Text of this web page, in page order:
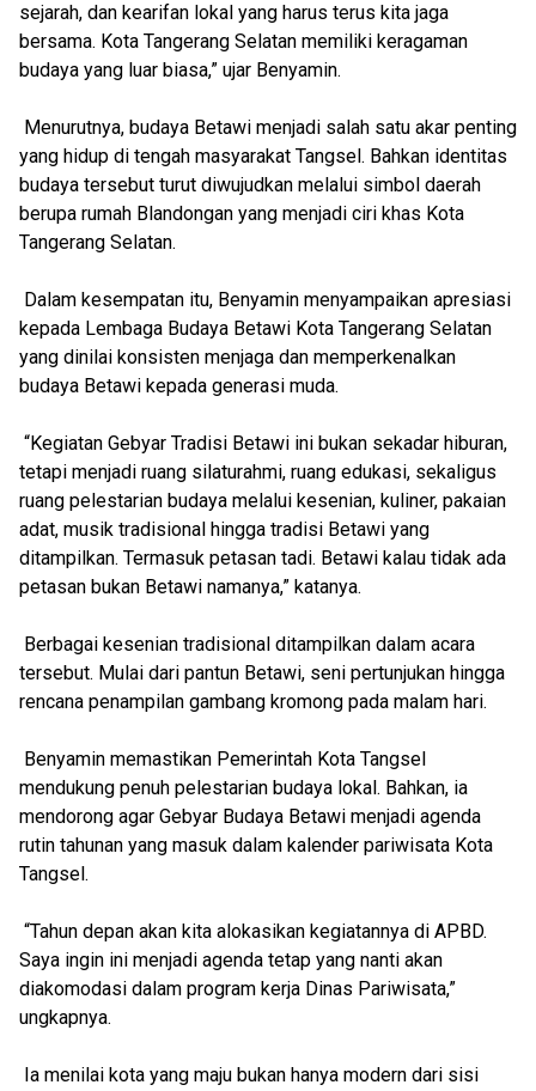
sejarah, dan kearifan lokal yang harus terus kita jaga
bersama. Kota Tangerang Selatan memiliki keragaman
budaya yang luar biasa,” ujar Benyamin.
Menurutnya, budaya Betawi menjadi salah satu akar penting
yang hidup di tengah masyarakat Tangsel. Bahkan identitas
budaya tersebut turut diwujudkan melalui simbol daerah
berupa rumah Blandongan yang menjadi ciri khas Kota
Tangerang Selatan.
Dalam kesempatan itu, Benyamin menyampaikan apresiasi
kepada Lembaga Budaya Betawi Kota Tangerang Selatan
yang dinilai konsisten menjaga dan memperkenalkan
budaya Betawi kepada generasi muda.
“Kegiatan Gebyar Tradisi Betawi ini bukan sekadar hiburan,
tetapi menjadi ruang silaturahmi, ruang edukasi, sekaligus
ruang pelestarian budaya melalui kesenian, kuliner, pakaian
adat, musik tradisional hingga tradisi Betawi yang
ditampilkan. Termasuk petasan tadi. Betawi kalau tidak ada
petasan bukan Betawi namanya,” katanya.
Berbagai kesenian tradisional ditampilkan dalam acara
tersebut. Mulai dari pantun Betawi, seni pertunjukan hingga
rencana penampilan gambang kromong pada malam hari.
Benyamin memastikan Pemerintah Kota Tangsel
mendukung penuh pelestarian budaya lokal. Bahkan, ia
mendorong agar Gebyar Budaya Betawi menjadi agenda
rutin tahunan yang masuk dalam kalender pariwisata Kota
Tangsel.
“Tahun depan akan kita alokasikan kegiatannya di APBD.
Saya ingin ini menjadi agenda tetap yang nanti akan
diakomodasi dalam program kerja Dinas Pariwisata,”
ungkapnya.
Ia menilai kota yang maju bukan hanya modern dari sisi